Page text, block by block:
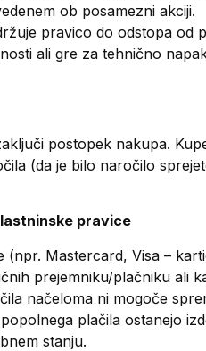
ob posamezni akciji.
pravico do odstopa
ali gre za tehnično
postopek nakupa.
(da je bilo naročilo
pravice
(npr. Mastercard, Visa –
prejemniku/plačniku ali
načeloma ni mogoče
plačila ostanejo
stanju.